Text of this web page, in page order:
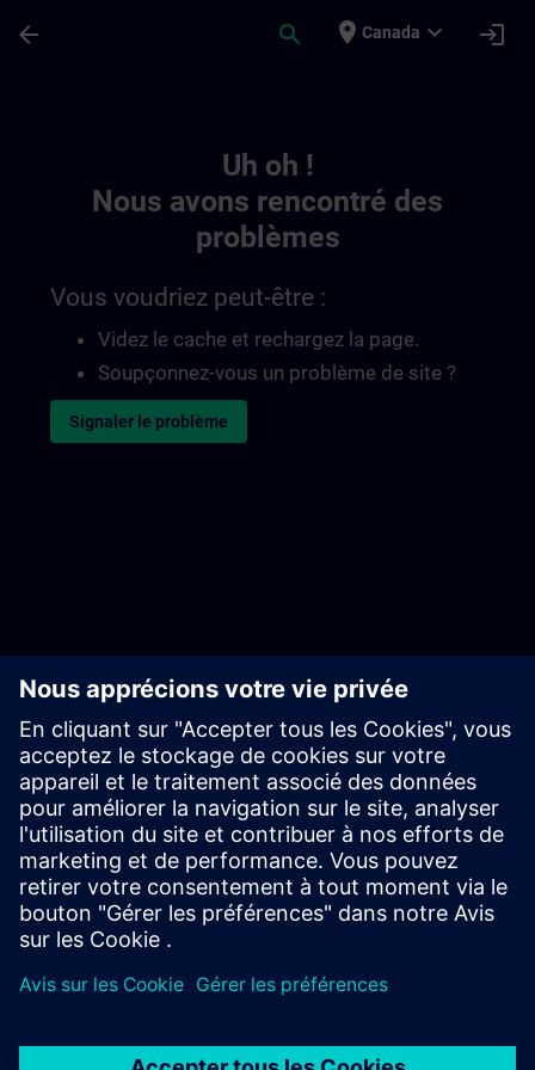
arrow_back search place Canada expand_more login
Uh oh !
Nous avons rencontré des
problèmes
Vous voudriez peut-être :
Videz le cache et rechargez la page.
Soupçonnez-vous un problème de site ?
Signaler le problème